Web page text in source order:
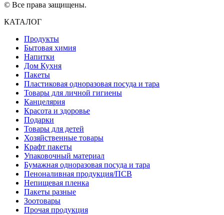
© Все права защищены.
КАТАЛОГ
Продукты
Бытовая химия
Напитки
Дом Кухня
Пакеты
Пластиковая одноразовая посуда и тара
Товары для личной гигиены
Канцелярия
Красота и здоровье
Подарки
Товары для детей
Хозяйственные товары
Крафт пакеты
Упаковочный материал
Бумажная одноразовая посуда и тара
Пеноналивная продукция/ПСВ
Непищевая пленка
Пакеты разные
Зоотовары
Прочая продукция